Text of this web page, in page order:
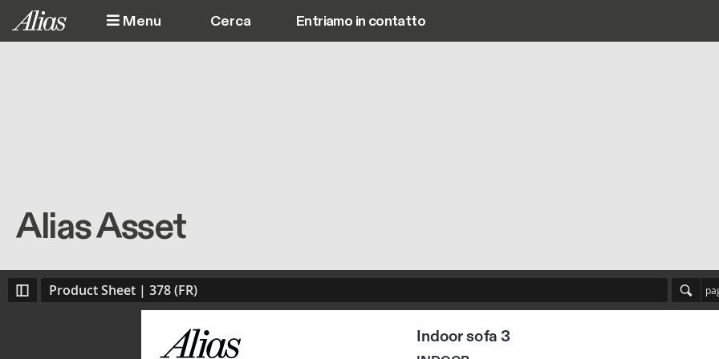
Salta al contenuto principale
Menu Main navigation
Entriamo in contatto
Alias Asset
Indoor sofa 3
Product Sheet | 378 (FR)